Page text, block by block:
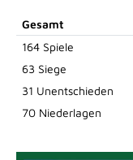
Gesamt
164 Spiele
63 Siege
31 Unentschieden
70 Niederlagen